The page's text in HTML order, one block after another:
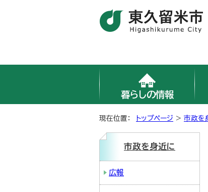
暮らしの情報
現在位置： トップページ > 市政を
市政を身近に
広報